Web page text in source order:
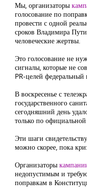
Мы, организаторы
голосование по
провести с одной
сроков Владимира
человеческие жертвы.
Это голосование не
сигналы, которые не
PR-целей
В воскресенье с
государственного
сегодняшний день
только по
Эти шаги
можно скорее, пока
Организаторы
недопустимым и
поправкам в